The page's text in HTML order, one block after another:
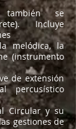
también se
Incluye
melódica, la
(instrumento
de extensión
percusístico
Circular y su
gestiones de